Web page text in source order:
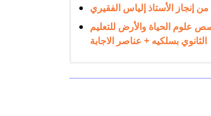
إنجاز الأستاذ إلياس الفقيري
التخصص علوم الحياة والأرض للتعليم
الثانوي بسلكيه + عناصر الاجابة